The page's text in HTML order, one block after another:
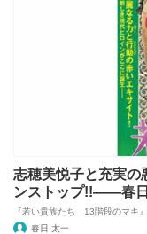
志穂美悦子と充実の
ンストップ!!――春
『若い貴族たち 13階段のマキ』
春日 太一